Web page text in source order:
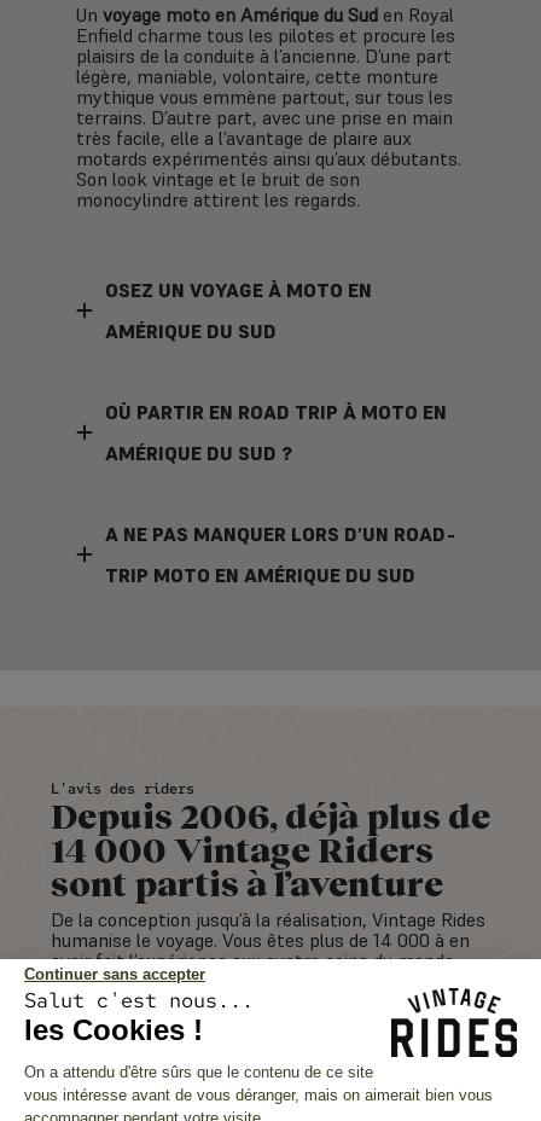
Un voyage moto en Amérique du Sud en Royal
Enfield charme tous les pilotes et procure les
plaisirs de la conduite à l’ancienne. D’une part
légère, maniable, volontaire, cette monture
mythique vous emmène partout, sur tous les
terrains. D’autre part, avec une prise en main
très facile, elle a l’avantage de plaire aux
motards expérimentés ainsi qu’aux débutants.
Son look vintage et le bruit de son
monocylindre attirent les regards.
OSEZ UN VOYAGE À MOTO EN
AMÉRIQUE DU SUD
OÙ PARTIR EN ROAD TRIP À MOTO EN
AMÉRIQUE DU SUD ?
A NE PAS MANQUER LORS D’UN ROAD-
TRIP MOTO EN AMÉRIQUE DU SUD
L'avis des riders
Depuis 2006, déjà plus de
14 000 Vintage Riders
sont partis à l’aventure
De la conception jusqu’à la réalisation, Vintage Rides
humanise le voyage. Vous êtes plus de 14 000 à en
avoir fait l’expérience aux quatre coins du monde.
VOIR TOUS LES AVIS
4.7/5 430 avis voyageurs
Continuer sans accepter
Salut c'est nous...
les Cookies !
On a attendu d'être sûrs que le contenu de ce site
vous intéresse avant de vous déranger, mais on aimerait bien vous
accompagner pendant votre visite...